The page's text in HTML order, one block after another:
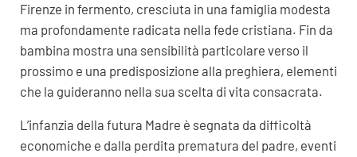
Firenze in fermento, cresciuta in una famiglia modesta
ma profondamente radicata nella fede cristiana. Fin da
bambina mostra una sensibilità particolare verso il
prossimo e una predisposizione alla preghiera, elementi
che la guideranno nella sua scelta di vita consacrata.
L’infanzia della futura Madre è segnata da difficoltà
economiche e dalla perdita prematura del padre, eventi